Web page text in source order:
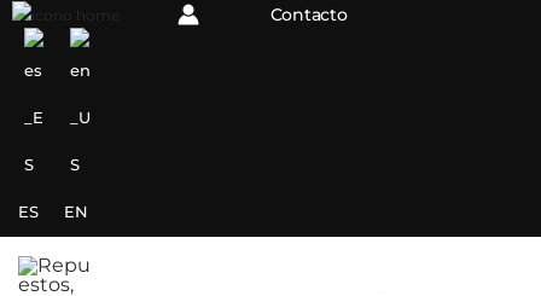
contenido
Contacto
ES EN